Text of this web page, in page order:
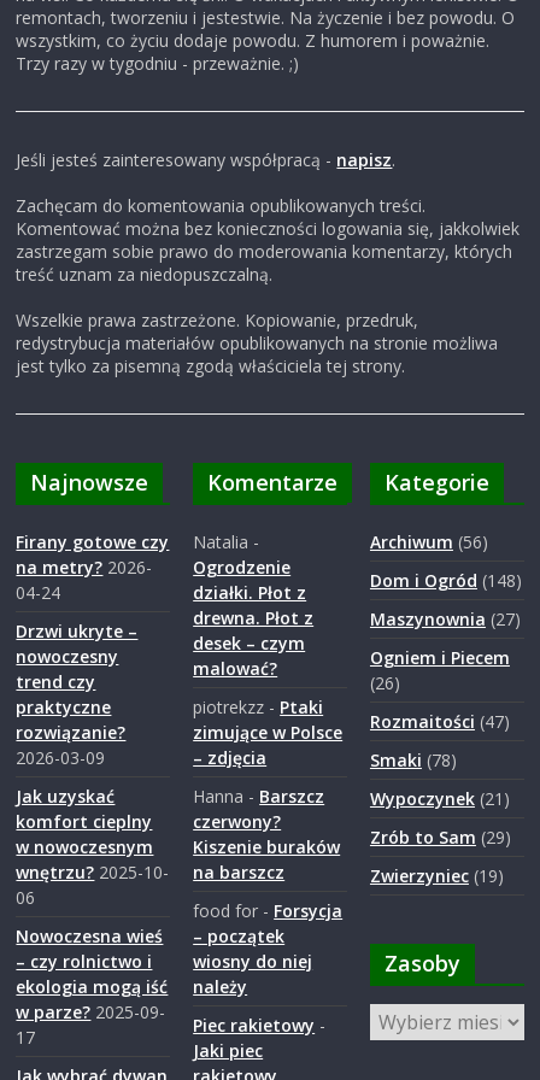
i
,
b
l
o
g
c
z
a
r
o
d
z
i
e
j
remontach, tworzeniu i jestestwie. Na życzenie i bez powodu. O
wszystkim, co życiu dodaje powodu. Z humorem i poważnie.
Trzy razy w tygodniu - przeważnie. ;)
Jeśli jesteś zainteresowany współpracą - napisz.
Zachęcam do komentowania opublikowanych treści.
Komentować można bez konieczności logowania się, jakkolwiek
zastrzegam sobie prawo do moderowania komentarzy, których
treść uznam za niedopuszczalną.
Wszelkie prawa zastrzeżone. Kopiowanie, przedruk,
redystrybucja materiałów opublikowanych na stronie możliwa
jest tylko za pisemną zgodą właściciela tej strony.
Najnowsze
Firany gotowe czy
na metry? 2026-
04-24
Drzwi ukryte –
nowoczesny
trend czy
praktyczne
rozwiązanie?
2026-03-09
Jak uzyskać
komfort cieplny
w nowoczesnym
wnętrzu? 2025-10-
06
Nowoczesna wieś
– czy rolnictwo i
ekologia mogą iść
w parze? 2025-09-
17
Komentarze
Natalia -
Ogrodzenie
działki. Płot z
drewna. Płot z
desek – czym
malować?
piotrekzz - Ptaki
zimujące w Polsce
– zdjęcia
Hanna - Barszcz
czerwony?
Kiszenie buraków
na barszcz
food for - Forsycja
– początek
wiosny do niej
należy
Piec rakietowy -
Jaki piec
Kategorie
Archiwum (56)
Dom i Ogród (148)
Maszynownia (27)
Ogniem i Piecem
(26)
Rozmaitości (47)
Smaki (78)
Wypoczynek(21)
Zrób to Sam (29)
Zwierzyniec(19)
Zasoby
Zasoby